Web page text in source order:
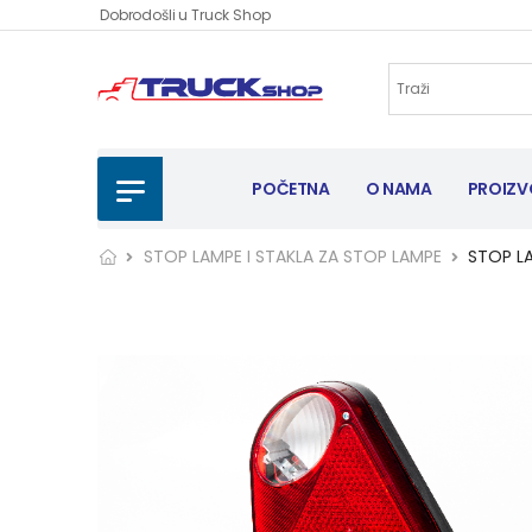
Dobrodošli u Truck Shop
POČETNA O NAMA
STOP LAMPE I STAKLA ZA STOP LAMPE STOP